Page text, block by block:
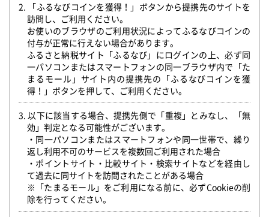
2. 「ふるなびコインを獲得！」ボタンから提携先のサイトを
訪問し、ご利用ください。
お使いのブラウザのご利用状況によってふるなびコインの
付与が正常に行えない場合があります。
ふるさと納税サイト「ふるなび」にログインの上、必ず同
一パソコンまたはスマートフォンの同一ブラウザ内で「た
まるモール」サイト内の提携先の「ふるなびコインを獲
得！」ボタンを押して、ご利用ください。
3. 以下に該当する場合、提携先側で「重複」とみなし、「無
効」判定となる可能性がございます。
・同一パソコンまたはスマートフォンや同一世帯で、繰り
返し利用不可のサービスを複数回ご利用された場合
・ポイントサイト・比較サイト・検索サイトなどを経由し
て過去に同サイトを訪問されたことがある場合
※「たまるモール」をご利用になる前に、必ずCookieの削
除を行ってください。